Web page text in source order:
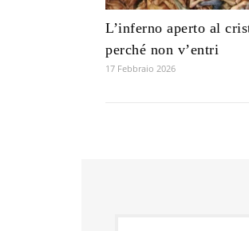
L’inferno aperto al
perché non v’entri
17 Febbraio 2026